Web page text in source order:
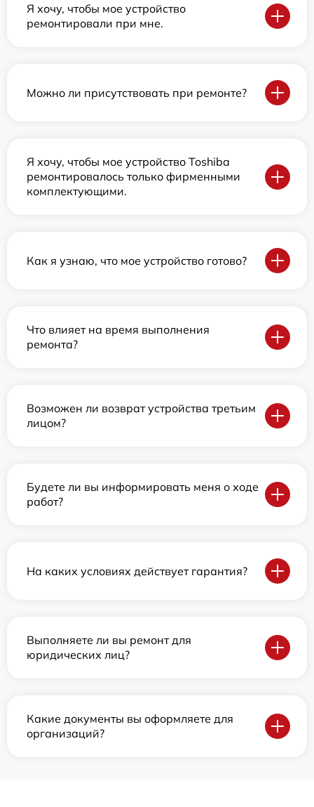
Я хочу, чтобы мое устройство
ремонтировали при мне.
Можно ли присутствовать при ремонте?
Я хочу, чтобы мое устройство Toshiba
ремонтировалось только фирменными
комплектующими.
Как я узнаю, что мое устройство готово?
Что влияет на время выполнения
ремонта?
Возможен ли возврат устройства третьим
лицом?
Будете ли вы информировать меня о ходе
работ?
На каких условиях действует гарантия?
Выполняете ли вы ремонт для
юридических лиц?
Какие документы вы оформляете для
организаций?